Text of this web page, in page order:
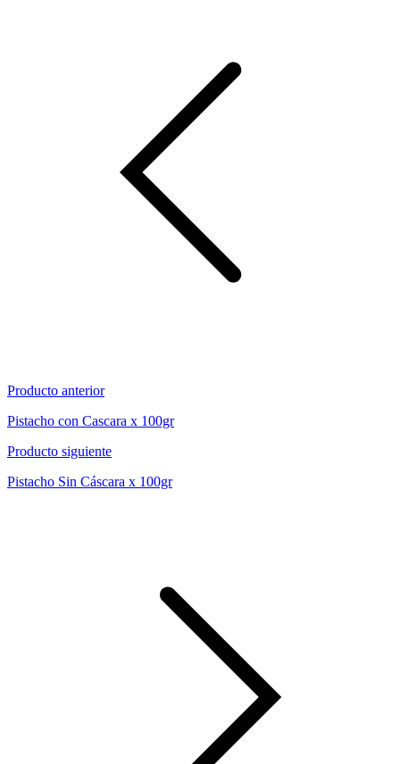
Producto anterior
Pistacho con Cascara x 100gr
Producto siguiente
Pistacho Sin Cáscara x 100gr